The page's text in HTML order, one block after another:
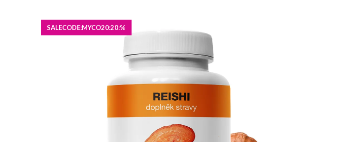
SALECODE:MYCO20:20:%